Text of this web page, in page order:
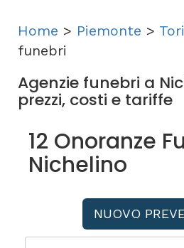
Home > Piemonte >
funebri
Agenzie funebri a
prezzi, costi e tariffe
12 Onoranze
Nichelino
NUOVO